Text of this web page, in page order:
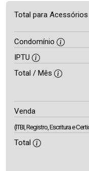
Total para Acessórios
Condomínio
IPTU
Total / Mês
Venda
(ITBI, Registro, Escritura e
Total